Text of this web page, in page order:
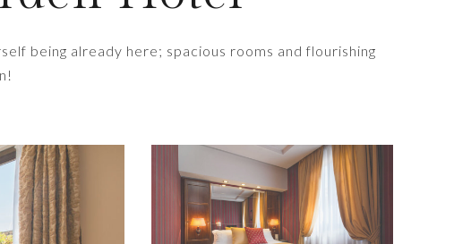
being already here; spacious rooms and flourishing
VEDI IMMAGINE